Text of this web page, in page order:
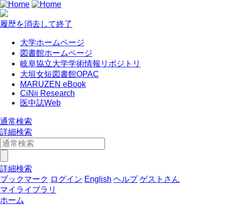
履歴を消去して終了
大学ホームページ
図書館ホームページ
岐阜協立大学学術情報リポジトリ
大垣女短図書館OPAC
MARUZEN eBook
CiNii Research
医中誌Web
通常検索
詳細検索
詳細検索
ブックマーク ログイン English ヘルプ ゲストさん
マイライブラリ
ホーム